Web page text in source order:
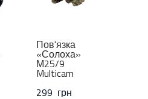
Пов'язка
«Солоха»
М25/9
Multicam
299  грн